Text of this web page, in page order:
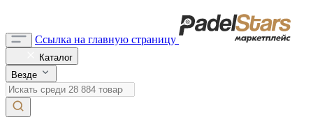
Ссылка на главную страницу
Каталог
Везде